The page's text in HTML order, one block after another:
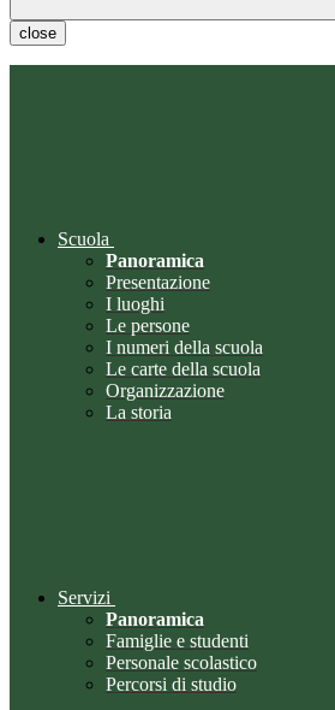
close
Scuola
Panoramica
Presentazione
I luoghi
Le persone
I numeri della scuola
Le carte della scuola
Organizzazione
La storia
Servizi
Panoramica
Famiglie e studenti
Personale scolastico
Percorsi di studio